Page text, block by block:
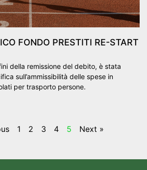
FONDO PRESTITI RE-START
della remissione del debito, è stata
sull’ammissibilità delle spese in
per trasporto persone.
1 2 3 4 5 Next »